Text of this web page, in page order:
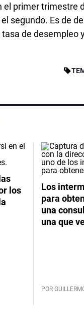
primer trimestre
segundo. Es de
de desempleo
los
Los
para
una
una que
POR